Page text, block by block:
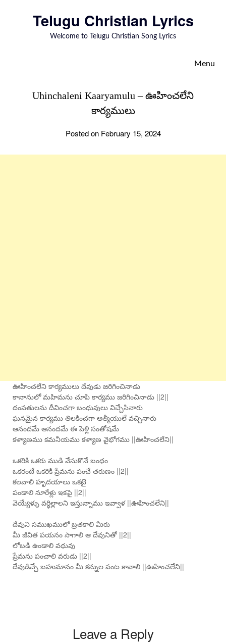
Telugu Christian Lyrics
Welcome to Telugu Christian Song Lyrics
Menu
Uhinchaleni Kaaryamulu – ఊహించలేని
కార్యములు
Posted on February 15, 2024
ఊహించలేని కార్యములు దేవుడు జరిగించినాడు
కానానులో మహిమను చూపి కార్యము జరిగించినాడు ||2||
దంపతులను దీవించగా బంధువులు విచ్చేసినారు
ఘనమైన కార్యము తిలకించగా ఆత్మీయులే వచ్చినారు
ఆనందమే ఆనందమే ఈ పెళ్లి సంతోషమే
కళ్యాణము కమనీయము కళ్యాణ వైభోగము ||ఊహించలేని||
ఒకరికి ఒకరు ముడి వేసుకొనే బంధం
ఒకరంటే ఒకరికి ప్రేమను పంచే తరుణం ||2||
కలవాలి హృదయాలు ఒకటై
పండాలి నూరేళ్లు ఇకపై ||2||
వెయ్యేళ్ళు వర్ధిల్లాలని ఇస్తున్నాము ఇవ్వాళ ||ఊహించలేని||
దేవుని సముఖములో బ్రతకాలి మీరు
మీ జీవిత పయనం సాగాలి ఆ దేవునితో ||2||
లోబడి ఉండాలి వధువు
ప్రేమను పంచాలి వరుడు ||2||
దేవుడిచ్చే బహుమానం మీ కన్నుల పంట కావాలి ||ఊహించలేని||
Leave a Reply